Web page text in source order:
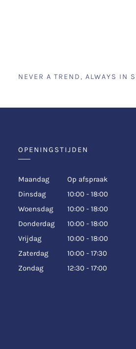
NEVER A TREND, ALWAYS IN
OPENINGSTIJDEN
Maandag
Op afspraak
Dinsdag
10:00 - 18:00
Woensdag
10:00 - 18:00
Donderdag
10:00 - 18:00
Vrijdag
10:00 - 18:00
Zaterdag
10:00 - 17:30
Zondag
12:30 - 17:00